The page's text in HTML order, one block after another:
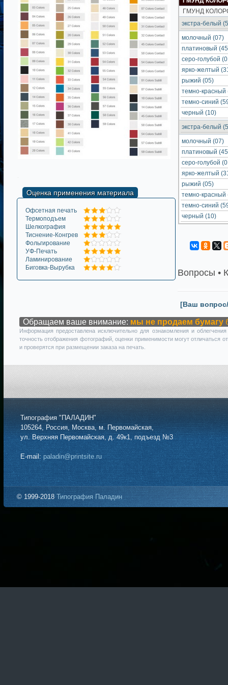
коллекции представлены конверты всей цветовой гаммы.
Оценка применения материала
Офсетная печать
Термоподъем
Шелкография
Тиснение-Конгрев
Фольгирование
УФ-Печать
Ламинирование
Биговка-Вырубка
ГМУНД
экстра-белый
молочный (07)
платиновый
серо-голубой
ярко-желтый
рыжий (05)
темно-красный
темно-синий
черный (10)
экстра-белый
молочный (07)
платиновый
серо-голубой
ярко-желтый
рыжий (05)
темно-красный
темно-синий
черный (10)
Вопросы •
[Ваш
Обращаем ваше внимание: мы не продаем бумагу
Информация предоставлена исключительно для ознакомления и
точность отображения фотографий, оценки применимости могут отличаться
и проверятся при размещении заказа на печать.
Типография "ПАЛАДИН"
105264, Россия, Москва, м. Первомайская,
ул. Верхняя Первомайская, д. 49к1, подъезд №3
E-mail:paladin@printsite.ru
© 1999-2018Типография Паладин